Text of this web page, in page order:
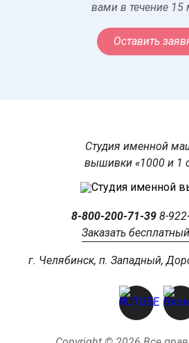
вами в течение 15
Оставить
Студия именной
вышивки «1000 и 1
8-800-200-71-39 8-
Заказать
г. Челябинск, п. Западный,